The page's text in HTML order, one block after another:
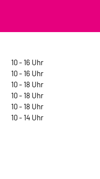
10 - 16 Uhr
10 - 16 Uhr
10 - 18 Uhr
10 - 18 Uhr
10 - 18 Uhr
10 - 14 Uhr